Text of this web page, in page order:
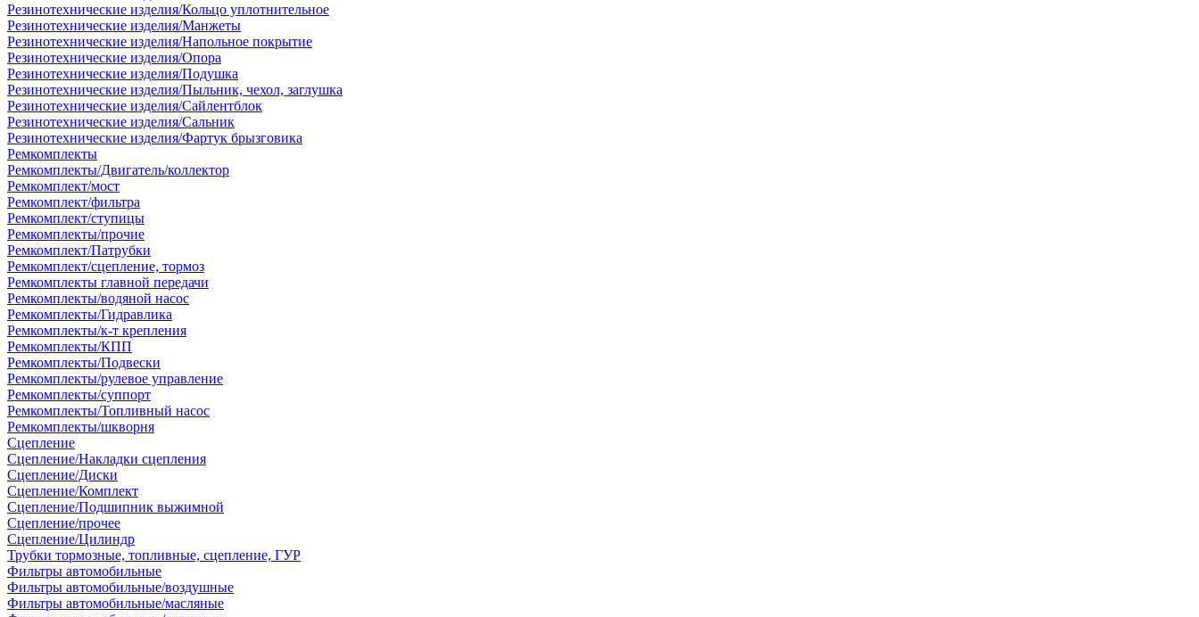
Резинотехнические изделия/Кольцо уплотнительное
Резинотехнические изделия/Манжеты
Резинотехнические изделия/Напольное покрытие
Резинотехнические изделия/Опора
Резинотехнические изделия/Подушка
Резинотехнические изделия/Пыльник, чехол, заглушка
Резинотехнические изделия/Сайлентблок
Резинотехнические изделия/Сальник
Резинотехнические изделия/Фартук брызговика
Ремкомплекты
Ремкомплекты/Двигатель/коллектор
Ремкомплект/мост
Ремкомплект/фильтра
Ремкомплект/ступицы
Ремкомплекты/прочие
Ремкомплект/Патрубки
Ремкомплект/сцепление, тормоз
Ремкомплекты главной передачи
Ремкомплекты/водяной насос
Ремкомплекты/Гидравлика
Ремкомплекты/к-т крепления
Ремкомплекты/КПП
Ремкомплекты/Подвески
Ремкомплекты/рулевое управление
Ремкомплекты/суппорт
Ремкомплекты/Топливный насос
Ремкомплекты/шкворня
Сцепление
Сцепление/Накладки сцепления
Сцепление/Диски
Сцепление/Комплект
Сцепление/Подшипник выжимной
Сцепление/прочее
Сцепление/Цилиндр
Трубки тормозные, топливные, сцепление, ГУР
Фильтры автомобильные
Фильтры автомобильные/воздушные
Фильтры автомобильные/масляные